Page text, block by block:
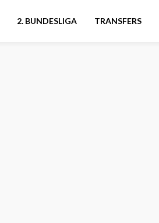
2. BUNDESLIGA TRANSFERS